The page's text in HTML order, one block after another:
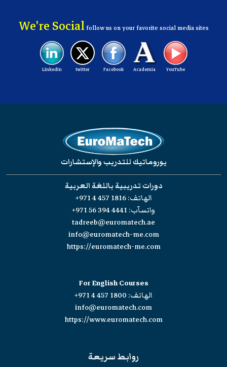
We're Socialfollow us on your favorite social media sites
YouTube
Academia
Facebook
twitter
Linkedin
يوروماتيك للتدريب والإستشارات
دورات تدريبية باللغة العربية
الهاتف:+971 4 457 1816
واتسآب:+971 56 394 4441
tadreeb@euromatech.ae
info@euromatech-me.com
https://euromatech-me.com
For English Courses
الهاتف: +971 4 457 1800
info@euromatech.com
https://www.euromatech.com
روابط سريعة